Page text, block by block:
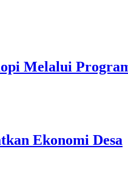
Melalui
Ekonomi Desa